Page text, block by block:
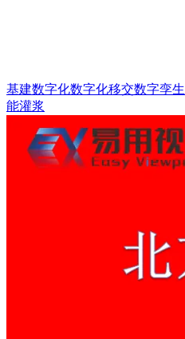
基建数字化数字化移交数字孪生
能灌浆